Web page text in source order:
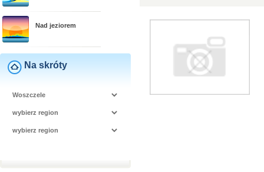
Nad jeziorem
Na skróty